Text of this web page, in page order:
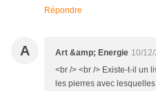
Répondre
A Art &amp; Energie 10/
<br /> <br /> Existe-t-il un
les pierres avec